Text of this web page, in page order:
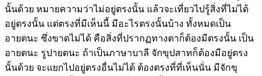
นั้นด้วย หมายความว่าไม่อยู่ตรงนั้น แล้วจะเที่ยวไปรู้สิ่งที่ไม่ได้
อยู่ตรงนั้น แต่ตรงที่มีเห็นนี้ มีอะไรตรงนั้นบ้าง ทั้งหมดเป็น
อายตนะ ซึ่งขาดไม่ได้ คือสิ่งที่ปรากฏทางตาก็ต้องมีตรงนั้น เป็น
อายตนะ รูปายตนะ ถ้าเป็นภาษาบาลี จักขุปสาทก็ต้องมีอยู่ตรง
นั้นด้วย จะแยกไปอยู่ตรงอื่นไม่ได้ ต้องตรงที่ที่เห็นนั่น มีจักขุ